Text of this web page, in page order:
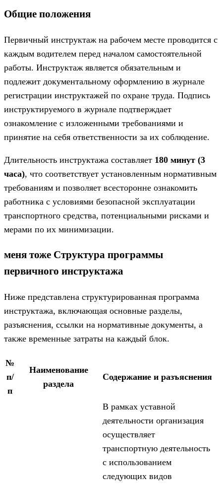
Общие положения
Первичный инструктаж на рабочем месте проводится с
каждым водителем перед началом самостоятельной
работы. Инструктаж является обязательным и
подлежит документальному оформлению в журнале
регистрации инструктажей по охране труда. Подпись
инструктируемого в журнале подтверждает
ознакомление с изложенными требованиями и
принятие на себя ответственности за их соблюдение.
Длительность инструктажа составляет 180 минут (3
часа), что соответствует установленным нормативным
требованиям и позволяет всесторонне ознакомить
работника с условиями безопасной эксплуатации
транспортного средства, потенциальными рисками и
мерами по их минимизации.
меня тоже Структура программы
первичного инструктажа
Ниже представлена структурированная программа
инструктажа, включающая основные разделы,
разъяснения, ссылки на нормативные документы, а
также временные затраты на каждый блок.
№
п/
п
Наименование
раздела
Содержание и разъяснения
В рамках уставной
деятельности организация
осуществляет
транспортную деятельность
с использованием
следующих видов